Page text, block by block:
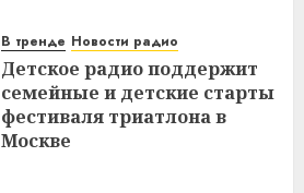
В тренде Новости радио
Детское радио поддержит
семейные и детские старты
фестиваля триатлона в
Москве